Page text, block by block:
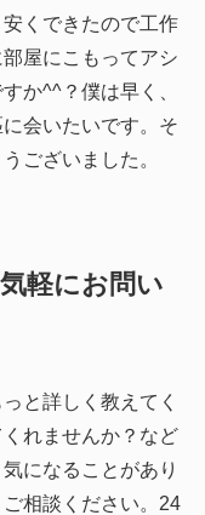
くできたので工作
屋にこもってアシ
か^^？僕は早く、
会いたいです。そ
ございました。
軽にお問い
と詳しく教えてく
れませんか？など
になることがあり
相談ください。24